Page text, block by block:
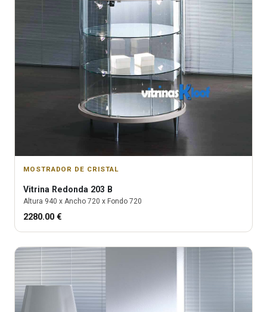
MOSTRADOR DE CRISTAL
Vitrina Redonda 203 B
Altura 940 x Ancho 720 x Fondo 720
2280.00 €